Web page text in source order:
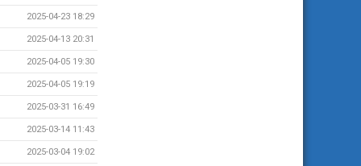
2025-04-23 18:29
2025-04-13 20:31
2025-04-05 19:30
2025-04-05 19:19
2025-03-31 16:49
2025-03-14 11:43
2025-03-04 19:02